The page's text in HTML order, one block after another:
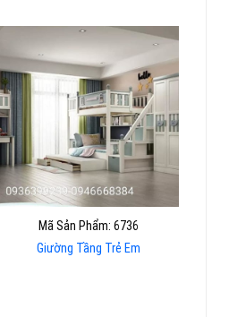
Mã Sản Phẩm: 6736
Giường Tầng Trẻ Em